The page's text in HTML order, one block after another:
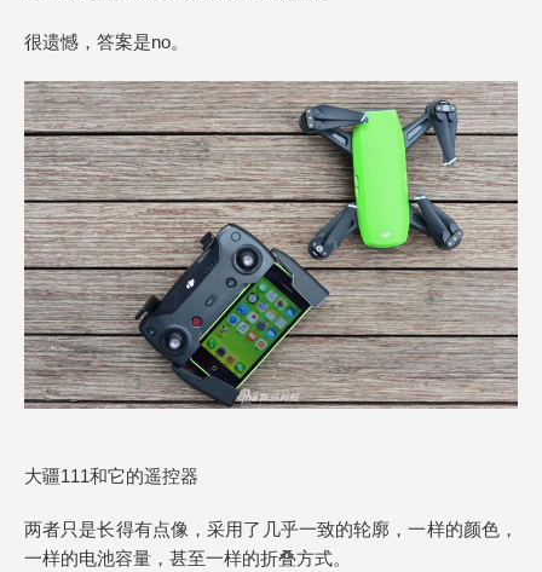
很遗憾，答案是no。
大疆111和它的遥控器
两者只是长得有点像，采用了几乎一致的轮廓，一样的颜色，
一样的电池容量，甚至一样的折叠方式。